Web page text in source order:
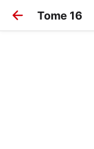
Tome 16